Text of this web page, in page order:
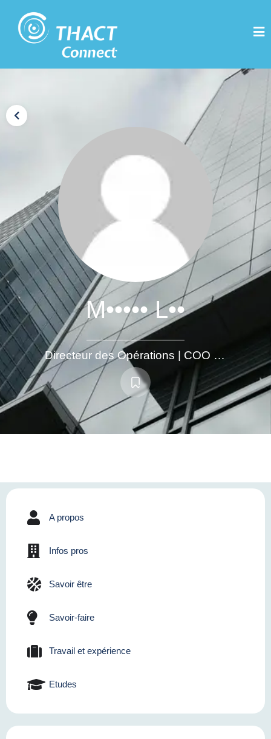
M••••• L••
Directeur des Opérations | COO | Business Development
A propos
Infos pros
Savoir être
Savoir-faire
Travail et expérience
Etudes